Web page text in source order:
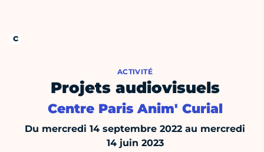
ACTIVITÉ
Projets audiovisuels
Centre Paris Anim' Curial
Du mercredi 14 septembre 2022 au mercredi
14 juin 2023